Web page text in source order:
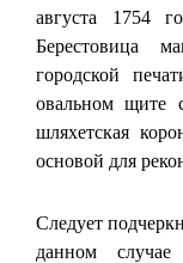
августа 1754
Берестовица
городской
овальном щите
шляхетская
основой для
Следует
данном случае